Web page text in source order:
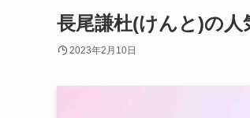
長尾謙杜(けんと)の
2023年2月10日